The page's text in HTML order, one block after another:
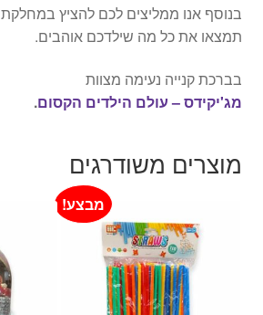
בנוסף אנו ממליצים לכם להציץ במחלקת
תמצאו את כל מה שילדכם אוהבים.
בברכת קנייה נעימה מצוות
מג'יקידס – עולם הילדים הקסום.
מוצרים משודרגים
מבצע!